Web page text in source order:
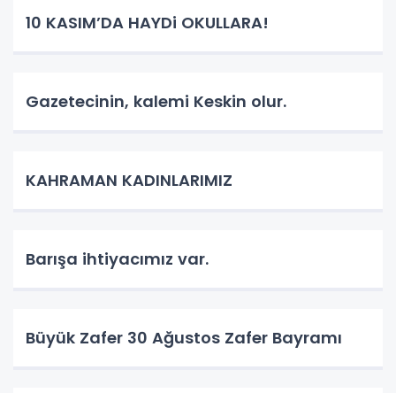
10 KASIM’DA HAYDi OKULLARA!
Gazetecinin, kalemi Keskin olur.
KAHRAMAN KADINLARIMIZ
Barışa ihtiyacımız var.
Büyük Zafer 30 Ağustos Zafer Bayramı